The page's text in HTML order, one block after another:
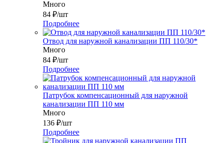
Много
84 ₽/шт
Подробнее
Отвод для наружной канализации ПП 110/30*
Много
84 ₽/шт
Подробнее
Патрубок компенсационный для наружной
канализации ПП 110 мм
Много
136 ₽/шт
Подробнее